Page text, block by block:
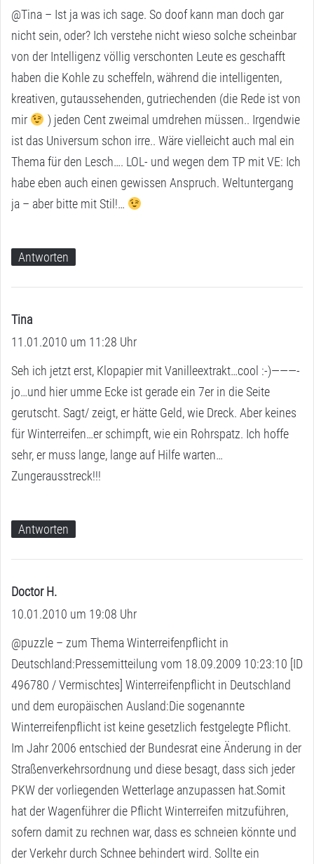
g
t
:
@Tina – Ist ja was ich sage. So doof kann man doch gar
nicht sein, oder? Ich verstehe nicht wieso solche scheinbar
von der Intelligenz völlig verschonten Leute es geschafft
haben die Kohle zu scheffeln, während die intelligenten,
kreativen, gutaussehenden, gutriechenden (die Rede ist von
mir
) jeden Cent zweimal umdrehen müssen.. Irgendwie
ist das Universum schon irre.. Wäre vielleicht auch mal ein
Thema für den Lesch…. LOL- und wegen dem TP mit VE: Ich
habe eben auch einen gewissen Anspruch. Weltuntergang
ja – aber bitte mit Stil!…
Antworten
Tina
a
g
t
:
11.01.2010 um 11:28 Uhr
Seh ich jetzt erst, Klopapier mit Vanilleextrakt…cool :-)———-
jo…und hier umme Ecke ist gerade ein 7er in die Seite
gerutscht. Sagt/ zeigt, er hätte Geld, wie Dreck. Aber keines
für Winterreifen…er schimpft, wie ein Rohrspatz. Ich hoffe
sehr, er muss lange, lange auf Hilfe warten…
Zungerausstreck!!!
Antworten
Doctor H.
a
t
:
10.01.2010 um 19:08 Uhr
@puzzle – zum Thema Winterreifenpflicht in
Deutschland:Pressemitteilung vom 18.09.2009 10:23:10 [ID
496780 / Vermischtes] Winterreifenpflicht in Deutschland
und dem europäischen Ausland:Die sogenannte
Winterreifenpflicht ist keine gesetzlich festgelegte Pflicht.
Im Jahr 2006 entschied der Bundesrat eine Änderung in der
Straßenverkehrsordnung und diese besagt, dass sich jeder
PKW der vorliegenden Wetterlage anzupassen hat.Somit
hat der Wagenführer die Pflicht Winterreifen mitzuführen,
sofern damit zu rechnen war, dass es schneien könnte und
der Verkehr durch Schnee behindert wird. Sollte ein